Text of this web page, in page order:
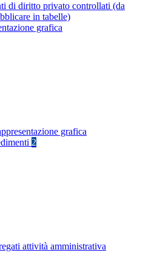
di diritto privato controllati (da
in tabelle)
grafica
grafica
2
attività amministrativa